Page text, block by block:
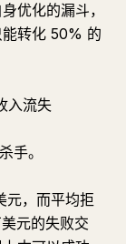
优化的漏斗，
转化 50% 的
入流失
手。
元，而平均拒
元的失败交